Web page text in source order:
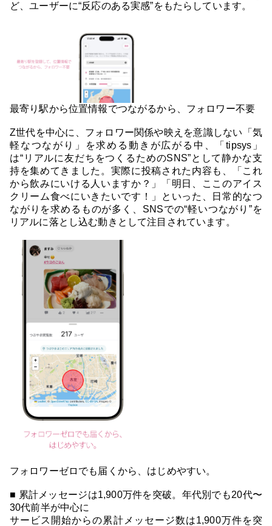
ど、ユーザーに“反応のある実感”をもたらしています。
最寄り駅から位置情報でつながるから、フォロワー不要
Z世代を中心に、フォロワー関係や映えを意識しない「気
軽なつながり」を求める動きが広がる中、「tipsys」
は“リアルに友だちをつくるためのSNS”として静かな支
持を集めてきました。実際に投稿された内容も、「これ
から飲みにいける人いますか？」「明日、ここのアイス
クリーム食べにいきたいです！」といった、日常的なつ
ながりを求めるものが多く、SNSでの“軽いつながり”を
リアルに落とし込む動きとして注目されています。
フォロワーゼロでも届くから、はじめやすい。
■ 累計メッセージは1,900万件を突破。年代別でも20代〜
30代前半が中心に
サービス開始からの累計メッセージ数は1,900万件を突